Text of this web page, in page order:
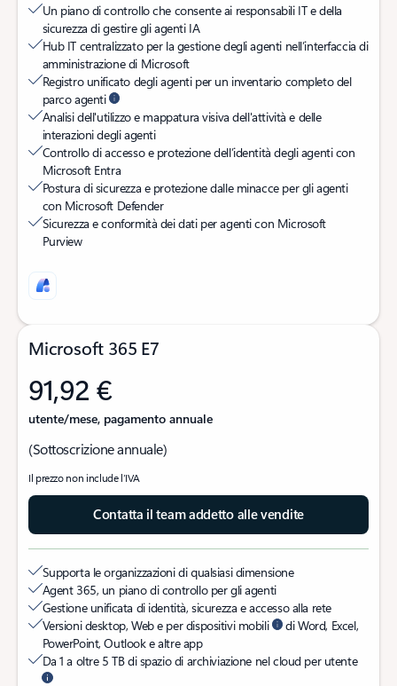
Un piano di controllo che consente ai responsabili IT e della
sicurezza di gestire gli agenti IA
Hub IT centralizzato per la gestione degli agenti nell’interfaccia di
amministrazione di Microsoft
Registro unificato degli agenti per un inventario completo del
parco agenti
Analisi dell'utilizzo e mappatura visiva dell'attività e delle
interazioni degli agenti
Controllo di accesso e protezione dell’identità degli agenti con
Microsoft Entra
Postura di sicurezza e protezione dalle minacce per gli agenti
con Microsoft Defender
Sicurezza e conformità dei dati per agenti con Microsoft
Purview
Microsoft 365 E7
91,92 €
utente/mese, pagamento annuale
(Sottoscrizione annuale)
Il prezzo non include l’IVA
Contatta il team addetto alle vendite
Supporta le organizzazioni di qualsiasi dimensione
Agent 365, un piano di controllo per gli agenti
Gestione unificata di identità, sicurezza e accesso alla rete
Versioni desktop, Web e per dispositivi mobili
di Word, Excel,
PowerPoint, Outlook e altre app
Da 1 a oltre 5 TB di spazio di archiviazione nel cloud per utente